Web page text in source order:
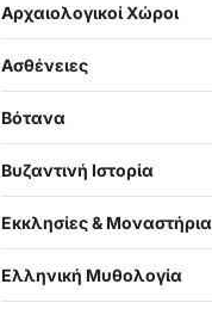
Αρχαιολογικοί Χώροι
Ασθένειες
Βότανα
Βυζαντινή Ιστορία
Εκκλησίες & Μοναστήρια
Ελληνική Μυθολογία